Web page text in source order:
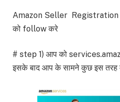
Amazon Seller Registration
को follow करे
# step 1) आप को
इसके बाद आप के सामने कुछ इस तरह